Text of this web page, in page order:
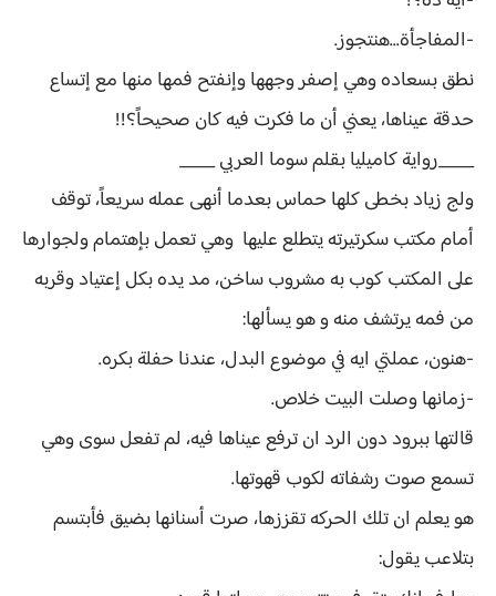
-المفاجأة...هنتجوز.
نطق بسعاده وهي إصفر وجهها وإنفتح فمها منها مع إتساع
حدقة عيناها، يعني أن ما فكرت فيه كان صحيحاً؟!!
____رواية كاميليا بقلم سوما العربي ____
ولج زياد بخطى كلها حماس بعدما أنهى عمله سريعاً، توقف
أمام مكتب سكرتيرته يتطلع عليها وهي تعمل بإهتمام ولجوارها
على المكتب كوب به مشروب ساخن، مد يده بكل إعتياد وقربه
من فمه يرتشف منه و هو يسألها:
-هنون، عملتي ايه في موضوع البدل، عندنا حفلة بكره.
-زمانها وصلت البيت خلاص.
قالتها ببرود دون الرد ان ترفع عيناها فيه، لم تفعل سوى وهي
تسمع صوت رشفاته لكوب قهوتها.
هو يعلم ان تلك الحركه تقززها، صرت أسنانها بضيق فأبتسم
بتلاعب يقول: